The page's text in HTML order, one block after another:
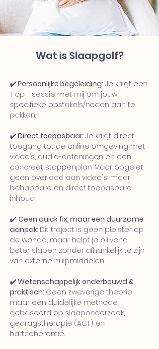
Wat is Slaapgolf?
✔️Persoonlijke begeleiding: Je krijgt een
1-op-1 sessie met mij om jouw
specifieke obstakels/noden aan te
pakken.
✔️Direct toepasbaar: Je krijgt direct
toegang tot de online omgeving met
video’s, audio-oefeningen en een
concreet stappenplan. Maar opgelet,
geen overload aan video's, maar
behapbare en direct toepasbare
inhoud.
✔️ Geen quick fix, maar een duurzame
aanpak: Dit traject is geen pleister op
de wonde, maar helpt je blijvend
beter slapen zonder afhankelijk te zijn
van externe hulpmiddelen.
✔️Wetenschappelijk onderbouwd &
praktisch: Geen zweverige theorie,
maar een duidelijke methode
gebaseerd op slaaponderzoek,
gedragstherapie (ACT) en
hartcoherentie.